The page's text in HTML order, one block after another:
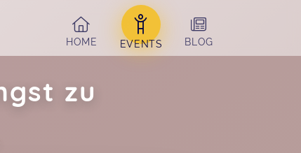
HOME
EVENTS BLOG
zu